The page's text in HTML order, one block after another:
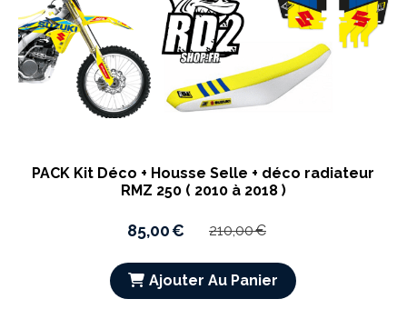
PACK Kit Déco + Housse Selle + déco radiateur
RMZ 250 ( 2010 à 2018 )
85,00€ 210,00€
Ajouter Au Panier